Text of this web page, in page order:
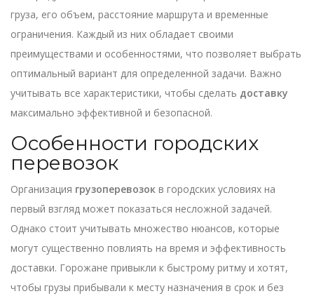
груза, его объем, расстояние маршрута и временные
ограничения. Каждый из них обладает своими
преимуществами и особенностями, что позволяет выбрать
оптимальный вариант для определенной задачи. Важно
учитывать все характеристики, чтобы сделать доставку
максимально эффективной и безопасной.
Особенности городских
перевозок
Организация грузоперевозок в городских условиях на
первый взгляд может показаться несложной задачей.
Однако стоит учитывать множество нюансов, которые
могут существенно повлиять на время и эффективность
доставки. Горожане привыкли к быстрому ритму и хотят,
чтобы грузы прибывали к месту назначения в срок и без